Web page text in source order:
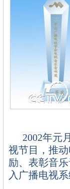
2002年元
视节目，推
励、表彰音
入广播电视